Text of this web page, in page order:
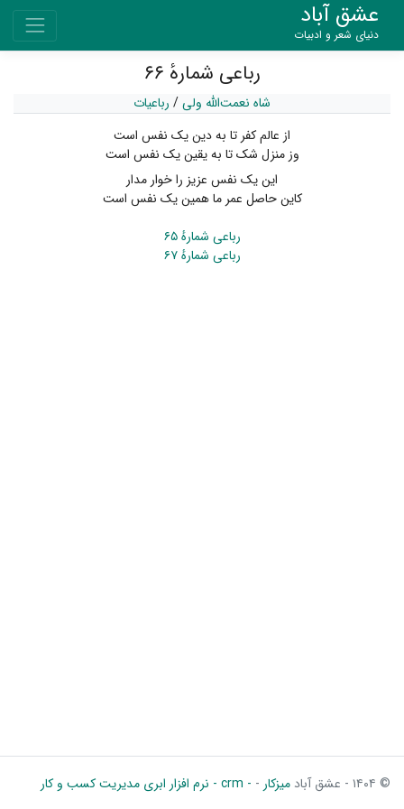
عشق آباد
دنیای شعر و ادبیات
رباعی شمارهٔ ۶۶
شاه نعمت‌الله ولی/ رباعیات
از عالم کفر تا به دین یک نفس است
وز منزل شک تا به یقین یک نفس است
این یک نفس عزیز را خوار مدار
کاین حاصل عمر ما همین یک نفس است
رباعی شمارهٔ ۶۵
رباعی شمارهٔ ۶۷
© ۱۴۰۴ - عشق آباد میزکار - - crm - نرم افزار ابری مدیریت کسب و کار